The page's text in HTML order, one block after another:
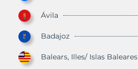
Ávila
Badajoz
Balears, Illes/ Islas Baleares